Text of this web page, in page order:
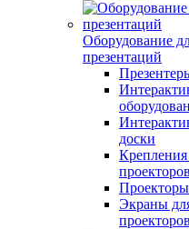
Оборудование
презентаций
доски
Крепления
проекторов
Проекторы
Экраны
проекторов